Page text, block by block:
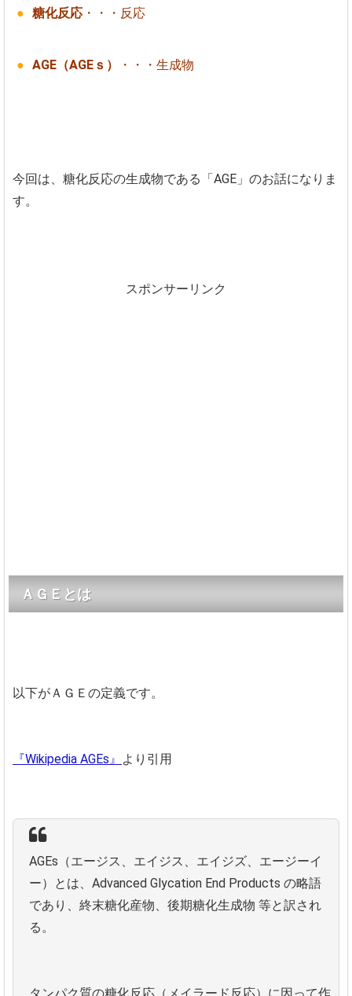
糖化反応 ・・・反応
AGE（AGEｓ） ・・・生成物
今回は、糖化反応の生成物である「AGE」のお話になりま
す。
スポンサーリンク
ＡＧＥとは
以下がＡＧＥの定義です。
『Wikipedia AGEs』 より引用
AGEs（エージス、エイジス、エイジズ、エージーイ
ー）とは、Advanced Glycation End Products の略語
であり、終末糖化産物、後期糖化生成物 等と訳され
る。
タンパク質の糖化反応（メイラード反応）に因って作